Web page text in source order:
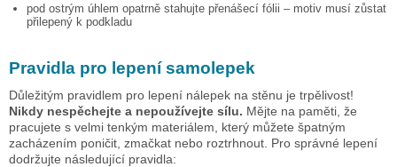
pod ostrým úhlem opatrně stahujte přenášecí fólii – motiv musí zůstat
přilepený k podkladu
Pravidla pro lepení samolepek
Důležitým pravidlem pro lepení nálepek na stěnu je trpělivost!
Nikdy nespěchejte a nepoužívejte sílu. Mějte na paměti, že
pracujete s velmi tenkým materiálem, který můžete špatným
zacházením poničit, zmačkat nebo roztrhnout. Pro správné lepení
dodržujte následující pravidla: